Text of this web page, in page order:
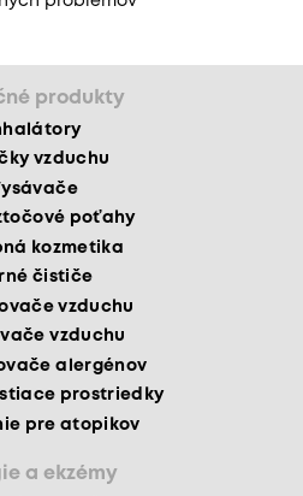
produkty
vzduchu
poťahy
kozmetika
čističe
vzduchu
vzduchu
alergénov
prostriedky
pre atopikov
a ekzémy